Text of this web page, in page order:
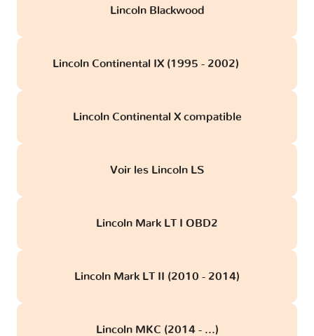
Lincoln Blackwood
Lincoln Continental IX (1995 - 2002)
Lincoln Continental X compatible
Voir les Lincoln LS
Lincoln Mark LT I OBD2
Lincoln Mark LT II (2010 - 2014)
Lincoln MKC (2014 - ...)